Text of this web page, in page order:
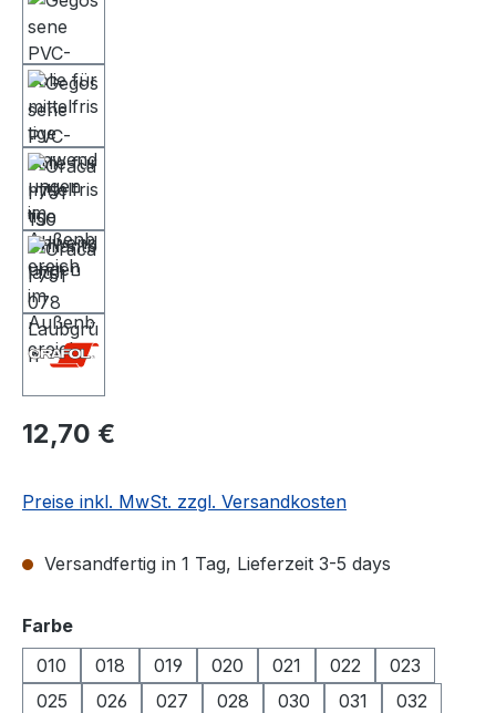
Regulärer Preis:
12,70 €
Preise inkl. MwSt. zzgl. Versandkosten
Versandfertig in 1 Tag, Lieferzeit 3-5 days
Farbeauswählen
010
018 019 020 021 022
023
025
026 027 028 030 031
032